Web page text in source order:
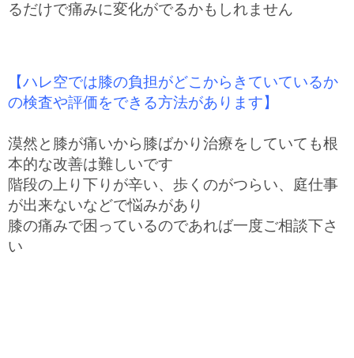
るだけで痛みに変化がでるかもしれません
【ハレ空では膝の負担がどこからきていているか
の検査や評価をできる方法があります】
漠然と膝が痛いから膝ばかり治療をしていても根
本的な改善は難しいです
階段の上り下りが辛い、歩くのがつらい、庭仕事
が出来ないなどで悩みがあり
膝の痛みで困っているのであれば一度ご相談下さ
い